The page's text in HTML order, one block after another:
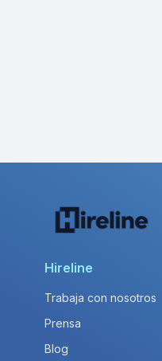
Hireline
Trabaja con nosotros
Prensa
Blog